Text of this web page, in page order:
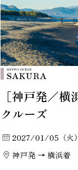
［神戸発／
クルーズ
2027/01/05（火
神戸発 → 横浜着